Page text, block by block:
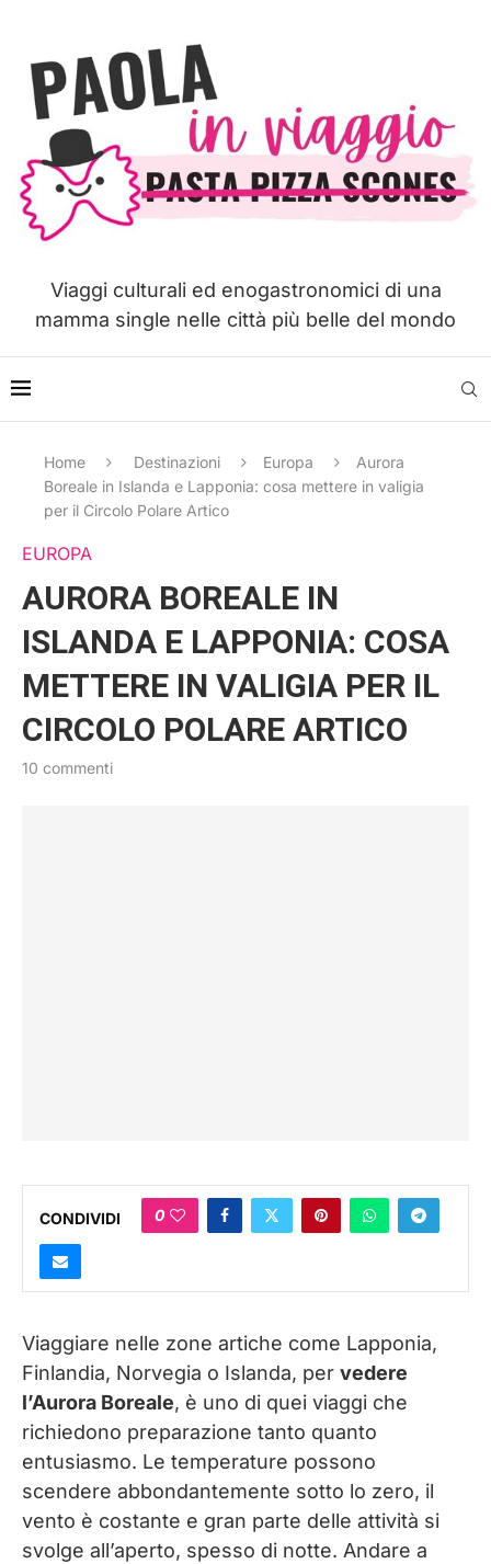
Viaggi culturali ed enogastronomici di una
mamma single nelle città più belle del mondo
Home Destinazioni Europa
Aurora
Boreale in Islanda e Lapponia: cosa mettere in valigia
per il Circolo Polare Artico
EUROPA
AURORA BOREALE IN
ISLANDA E LAPPONIA: COSA
METTERE IN VALIGIA PER IL
CIRCOLO POLARE ARTICO
10 commenti
CONDIVIDI 0
Viaggiare nelle zone artiche come Lapponia,
Finlandia, Norvegia o Islanda, per vedere
l’Aurora Boreale, è uno di quei viaggi che
richiedono preparazione tanto quanto
entusiasmo. Le temperature possono
scendere abbondantemente sotto lo zero, il
vento è costante e gran parte delle attività si
svolge all’aperto, spesso di notte. Andare a